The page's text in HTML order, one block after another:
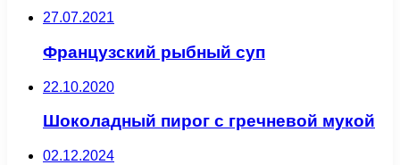
27.07.2021
Французский рыбный суп
22.10.2020
Шоколадный пирог с гречневой мукой
02.12.2024